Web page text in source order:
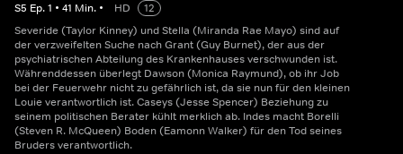
S5 Ep.1 • 41 Min. • HD
12
Severide (Taylor Kinney) und Stella (Miranda Rae Mayo) sind auf
der verzweifelten Suche nach Grant (Guy Burnet), der aus der
psychiatrischen Abteilung des Krankenhauses verschwunden ist.
Währenddessen überlegt Dawson (Monica Raymund), ob ihr Job
bei der Feuerwehr nicht zu gefährlich ist, da sie nun für den kleinen
Louie verantwortlich ist. Caseys (Jesse Spencer) Beziehung zu
seinem politischen Berater kühlt merklich ab. Indes macht Borelli
(Steven R. McQueen) Boden (Eamonn Walker) für den Tod seines
Bruders verantwortlich.